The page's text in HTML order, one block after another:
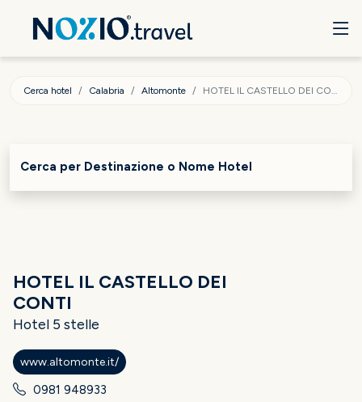
Cerca hotel Calabria Altomonte HOTEL IL CASTELLO DEI CONTI
Cerca per Destinazione o Nome Hotel
HOTEL IL CASTELLO DEI
CONTI
Hotel 5 stelle
www.altomonte.it/
0981 948933